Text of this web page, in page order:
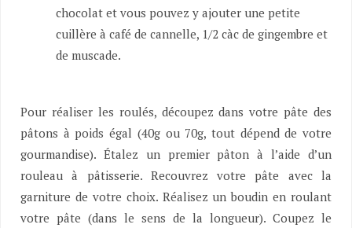
chocolat et vous pouvez y ajouter une petite
cuillère à café de cannelle, 1/2 càc de gingembre et
de muscade.
Pour réaliser les roulés, découpez dans votre pâte des
pâtons à poids égal (40g ou 70g, tout dépend de votre
gourmandise). Étalez un premier pâton à l’aide d’un
rouleau à pâtisserie. Recouvrez votre pâte avec la
garniture de votre choix. Réalisez un boudin en roulant
votre pâte (dans le sens de la longueur). Coupez le